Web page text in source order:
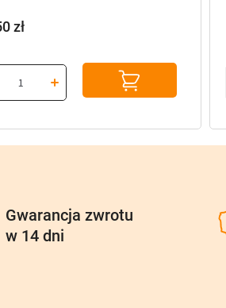
zł
Gwarancja zwrotu
w 14 dni